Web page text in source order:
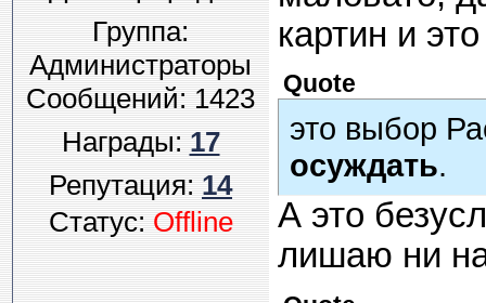
Группа:
Администраторы
Сообщений:1423
Награды:17
Репутация:14
Статус:Offline
картин и
Quote
это выбор
осуждать.
А это
лишаю ни